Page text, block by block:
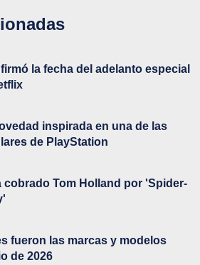
la fecha del adelanto especial
inspirada en una de las
de PlayStation
cobrado Tom Holland por 'Spider-
fueron las marcas y modelos
de 2026